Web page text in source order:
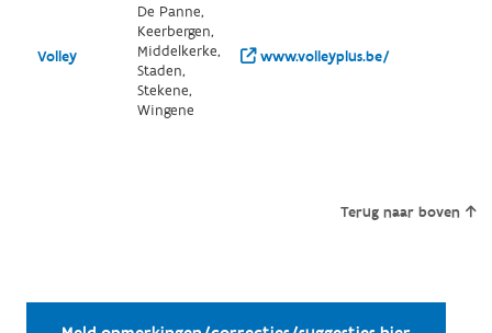
Volley
De Panne,
Keerbergen,
Middelkerke,
Staden,
Stekene,
Wingene
www.volleyplus.be/
Terug naar boven